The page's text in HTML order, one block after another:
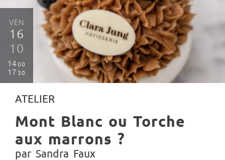
VEN
16
10
14 00
17 30
ATELIER
Mont Blanc ou Torche
aux marrons ?
par Sandra Faux